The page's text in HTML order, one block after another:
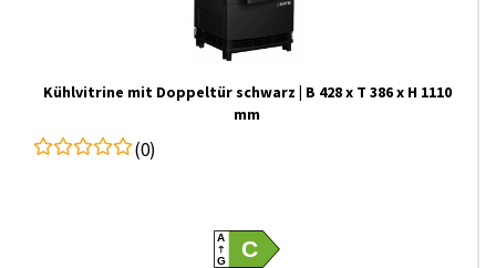
Kühlvitrine mit Doppeltür schwarz | B 428 x T 386 x H 1110
mm
(0)
A
GC